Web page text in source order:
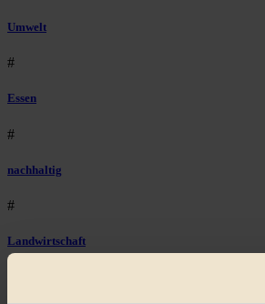
Umwelt
#
Essen
#
nachhaltig
#
Landwirtschaft